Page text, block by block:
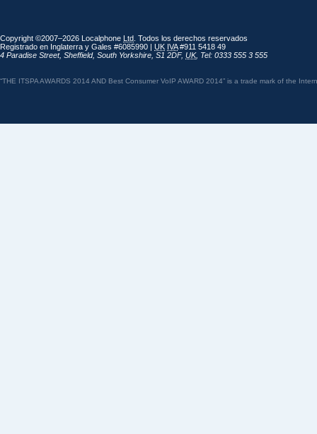
Copyright ©2007–2026 Localphone Ltd . Todos los derechos reservados
Registrado en Inglaterra y Gales #6085990 | UK IVA#911 5418 49
4 Paradise Street, Sheffield, South Yorkshire S1 2DF, UK, Tel: 0333 555 3 555
“THE ITSPA AWARDS 2014 AND Best Consumer VoIP AWARD 2014” is a trade mark of the